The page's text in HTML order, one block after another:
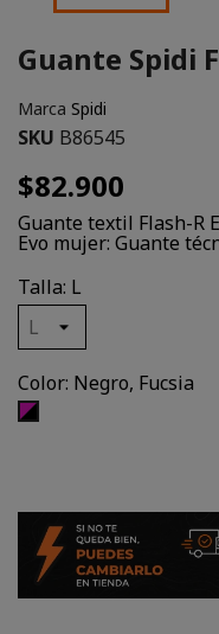
Guante Spidi
Marca Spidi
SKU B86545
$82.900
Guante textil Flash-R
Evo mujer: Guante
Talla: L
Color: Negro, Fucsia
Negro,